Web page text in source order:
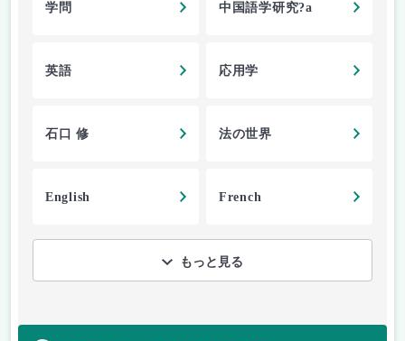
学問 中国語学研究?a
英語 応用学
石口 修 法の世界
English French
もっと見る